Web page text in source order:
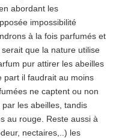
abordant les
impossibilité
à la fois parfumés et
que la nature utilise
pur attirer les abeilles
part il faudrait au moins
ne captent ou non
par les abeilles, tandis
au rouge. Reste aussi à
nectaires,..) les